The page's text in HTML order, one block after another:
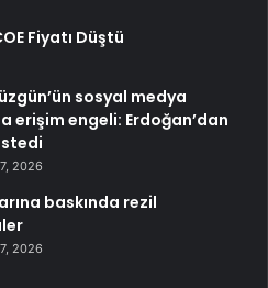
Fiyatı Düştü
sosyal medya
erişim engeli: Erdoğan’dan
2026
baskında rezil
2026